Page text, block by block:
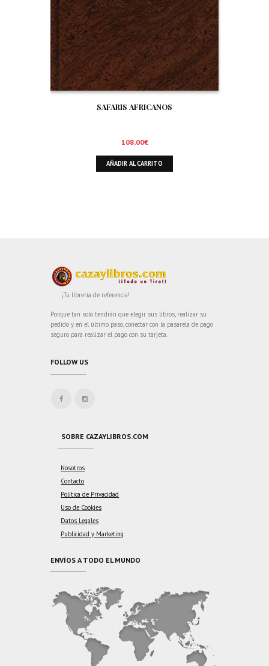
SAFARIS AFRICANOS
108,00€
AÑADIR AL CARRITO
¡Tu librería de referencia!
Porque tan solo tendrán que elegir sus libros, realizar su
pedido y en el último paso, conectar con la pasarela de pago
seguro para realizar el pago con su tarjeta.
FOLLOW US
SOBRE CAZAYLIBROS.COM
Nosotros
Contacto
Política de Privacidad
Uso de Cookies
Datos Legales
Publicidad y Marketing
ENVÍOS A TODO EL MUNDO